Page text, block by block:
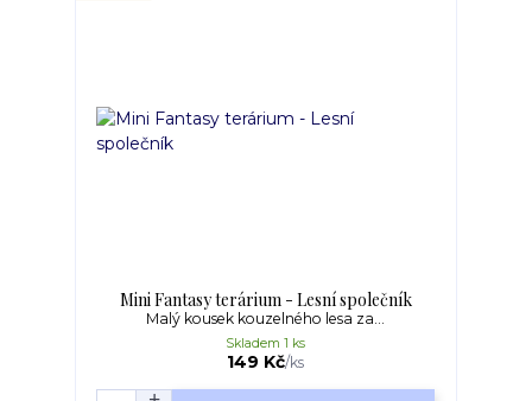
Mini Fantasy terárium - Lesní společník
Malý kousek kouzelného lesa za...
149 Kč/ks
Skladem 1 ks